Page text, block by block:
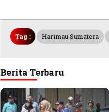
Tag : Harimau Sumatera
Berita Terbaru